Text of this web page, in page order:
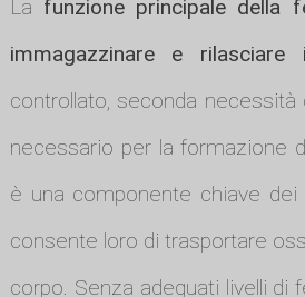
La funzione principale della
immagazzinare e
controllato, seconda
necessario per la formazione
è una componente chiave
consente loro di trasportare
corpo. Senza adeguati livelli di